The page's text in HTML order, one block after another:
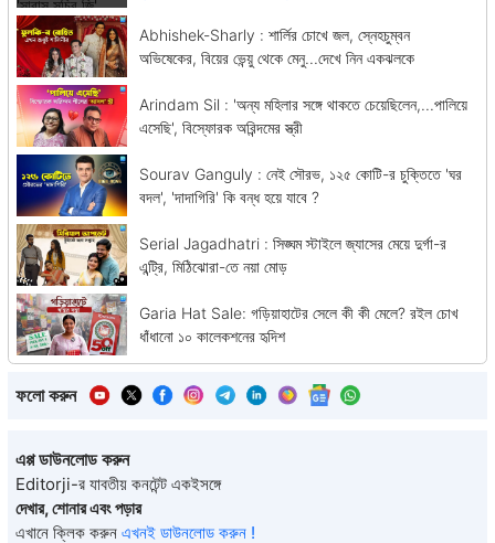
Abhishek-Sharly : শার্লির চোখে জল, স্নেহচুম্বন
অভিষেকের, বিয়ের ভেন্য়ু থেকে মেনু...দেখে নিন একঝলকে
Arindam Sil : 'অন্য মহিলার সঙ্গে থাকতে চেয়েছিলেন,...পালিয়ে
এসেছি', বিস্ফোরক অরিন্দমের স্ত্রী
Sourav Ganguly : নেই সৌরভ, ১২৫ কোটি-র চুক্তিতে 'ঘর
বদল', 'দাদাগিরি' কি বন্ধ হয়ে যাবে ?
Serial Jagadhatri : সিঙ্ঘম স্টাইলে জ্যাসের মেয়ে দুর্গা-র
এন্ট্রি, মিঠিঝোরা-তে নয়া মোড়
Garia Hat Sale: গড়িয়াহাটের সেলে কী কী মেলে? রইল চোখ
ধাঁধানো ১০ কালেকশনের হৃদিশ
ফলো করুন
এপ্প ডাউনলোড করুন
Editorji-র যাবতীয় কনটেন্ট একইসঙ্গে
দেখার, শোনার এবং পড়ার
এখানে ক্লিক করুন এখনই ডাউনলোড করুন !